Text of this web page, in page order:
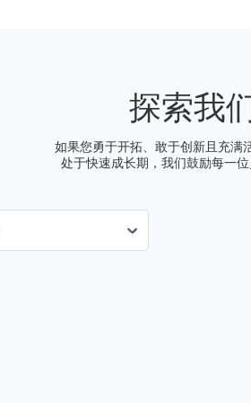
探索我
处于快速成长期，我们鼓励每一